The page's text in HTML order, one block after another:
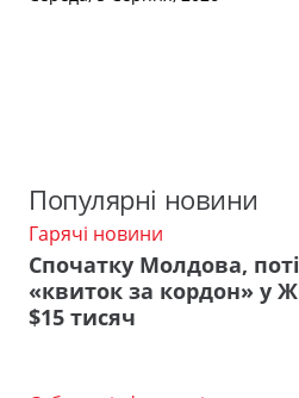
Популярні новини
Гарячі новини
Спочатку Молдова,
«квиток за кордон» у
$15 тисяч